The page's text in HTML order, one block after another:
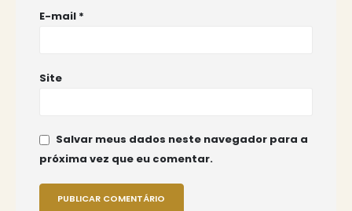
E-mail *
Site
Salvar meus dados neste navegador para a
próxima vez que eu comentar.